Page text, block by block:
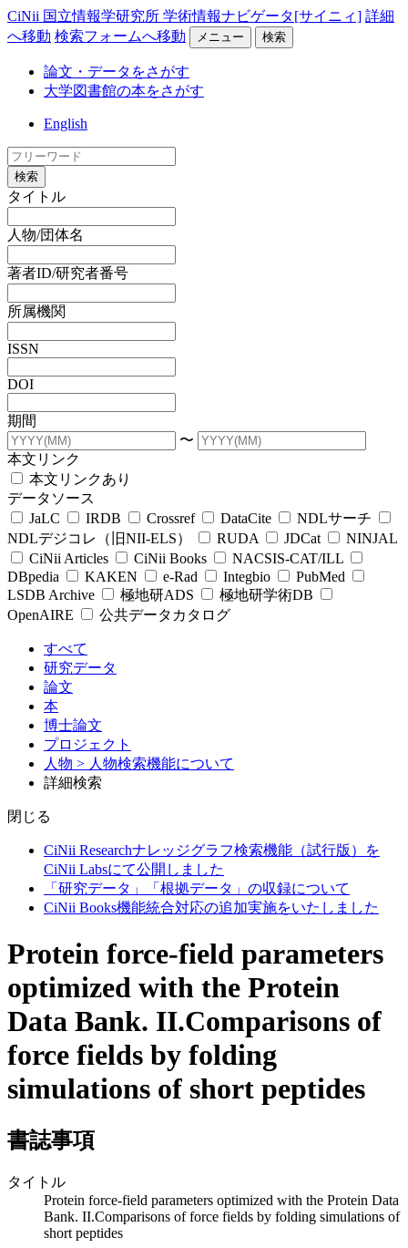
CiNii 国立情報学研究所 学術情報ナビゲータ[サイニィ] 詳細
へ移動 検索フォームへ移動 メニュー 検索
論文・データをさがす
大学図書館の本をさがす
English
検索
タイトル
人物/団体名
著者ID/研究者番号
所属機関
ISSN
DOI
期間
〜
本文リンク
本文リンクあり
データソース
JaLC
IRDB Crossref DataCite
NDLサーチ
NDLデジコレ（旧NII-ELS）
RUDA JDCat
NINJAL
CiNii Articles
CiNii Books
NACSIS-CAT/ILL
DBpedia
KAKEN e-Rad Integbio
PubMed
LSDB Archive
極地研ADS
極地研学術DB
OpenAIRE
公共データカタログ
すべて
研究データ
論文
本
博士論文
プロジェクト
人物 > 人物検索機能について
詳細検索
閉じる
CiNii Researchナレッジグラフ検索機能（試行版）を
CiNii Labsにて公開しました
「研究データ」「根拠データ」の収録について
CiNii Books機能統合対応の追加実施をいたしました
Protein force-field parameters
optimized with the Protein
Data Bank. II.Comparisons of
force fields by folding
simulations of short peptides
書誌事項
タイトル
Protein force-field parameters optimized with the Protein Data
Bank. II.Comparisons of force fields by folding simulations of
short peptides